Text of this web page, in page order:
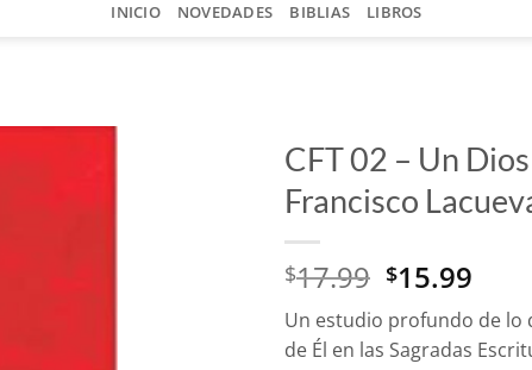
INICIO NOVEDADES BIBLIAS LIBROS
CFT 02 – Un
Francisco
$17.99 El
precio
original
era:
$15.99
es:
Un estudio profundo de lo
de Él en las Sagradas